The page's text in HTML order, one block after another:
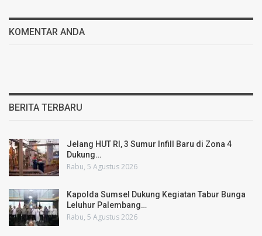
KOMENTAR ANDA
BERITA TERBARU
Jelang HUT RI, 3 Sumur Infill Baru di Zona 4
Dukung…
Rabu, 5 Agustus 2026
Kapolda Sumsel Dukung Kegiatan Tabur Bunga
Leluhur Palembang…
Rabu, 5 Agustus 2026